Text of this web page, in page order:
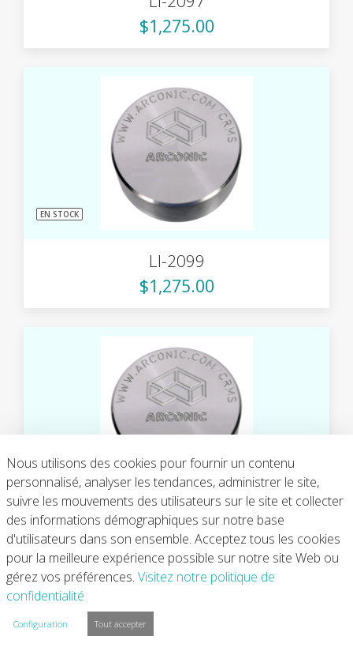
$1,275.00
EN STOCK
LI-2099
$1,275.00
LI-2195
$1,275.00
Nous utilisons des cookies pour fournir un contenu
personnalisé, analyser les tendances, administrer le site,
suivre les mouvements des utilisateurs sur le site et collecter
des informations démographiques sur notre base
d'utilisateurs dans son ensemble. Acceptez tous les cookies
pour la meilleure expérience possible sur notre site Web ou
gérez vos préférences. Visitez notre politique de
confidentialité
Configuration Tout accepter